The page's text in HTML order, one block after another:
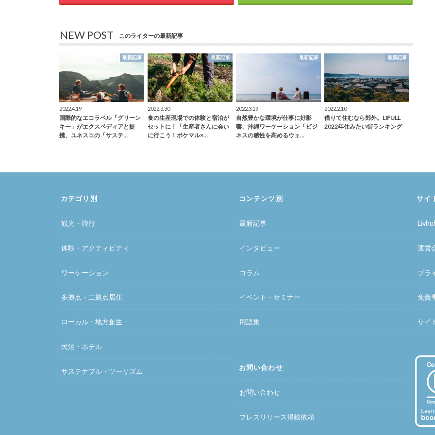
NEW POST このライターの最新記事
最新記事
2022.4.19
国際的なエコラベル「グリーン
キー」がエクスペディアと提
携、ユネスコの「サステ…
最新記事
2022.3.30
食の生産現場での体験と宿泊が
セットに！「生産者さんに会い
に行こう！ポケマル×…
最新記事
2022.3.29
自然豊かな環境が仕事に好影
響、沖縄ワーケーション「ビジ
ネスの感性を高めるウェ…
最新記事
2022.2.10
借りて住むなら郊外。LIFULL
2022年住みたい街ランキング
カテゴリ別
観光・旅行
体験・アクティビティ
ワーケーション
多拠点・二拠点居住
ローカル・地方創生
民泊・ホテル
サステナブル・ツーリズム
コンテンツ別
最新記事
インタビュー
コラム
イベント・セミナー
用語集
お問い合わせ
お問い合わせ
プレスリリース掲載依頼
サイ
運営
プラ
免責
サイ